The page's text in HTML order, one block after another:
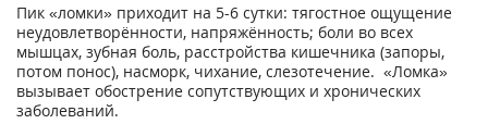
Пик «ломки» приходит на 5-6 сутки: тягостное ощущение
неудовлетворённости, напряжённость; боли во всех
мышцах, зубная боль, расстройства кишечника (запоры,
потом понос), насморк, чихание, слезотечение. «Ломка»
вызывает обострение сопутствующих и хронических
заболеваний.